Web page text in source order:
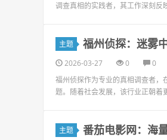
调查真相的实践者，其工作深刻反
主题 福州侦探：迷雾
2026-03-27 0
0
福州侦探作为专业的真相调查者，
题。随着社会发展，该行业正朝着
主题 番茄电影网：海